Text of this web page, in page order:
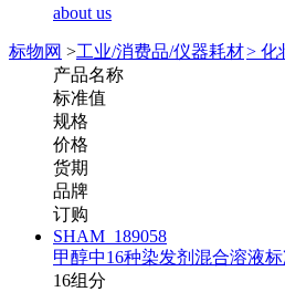
about us
标物网 >工业/消费品/仪器耗材> 化
产品名称
标准值
规格
价格
货期
品牌
订购
SHAM_189058
甲醇中16种染发剂混合溶液
16组分